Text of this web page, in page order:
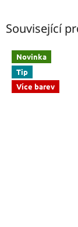
Související
Novinka
Tip
Více barev